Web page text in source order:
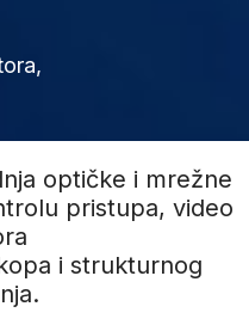
optičke i mrežne
pristupa, video
i strukturnog